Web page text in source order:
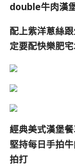
double牛肉漢
配上紫洋蔥絲
定要配快樂肥
經典美式漢堡
堅持每日手拍
拍打